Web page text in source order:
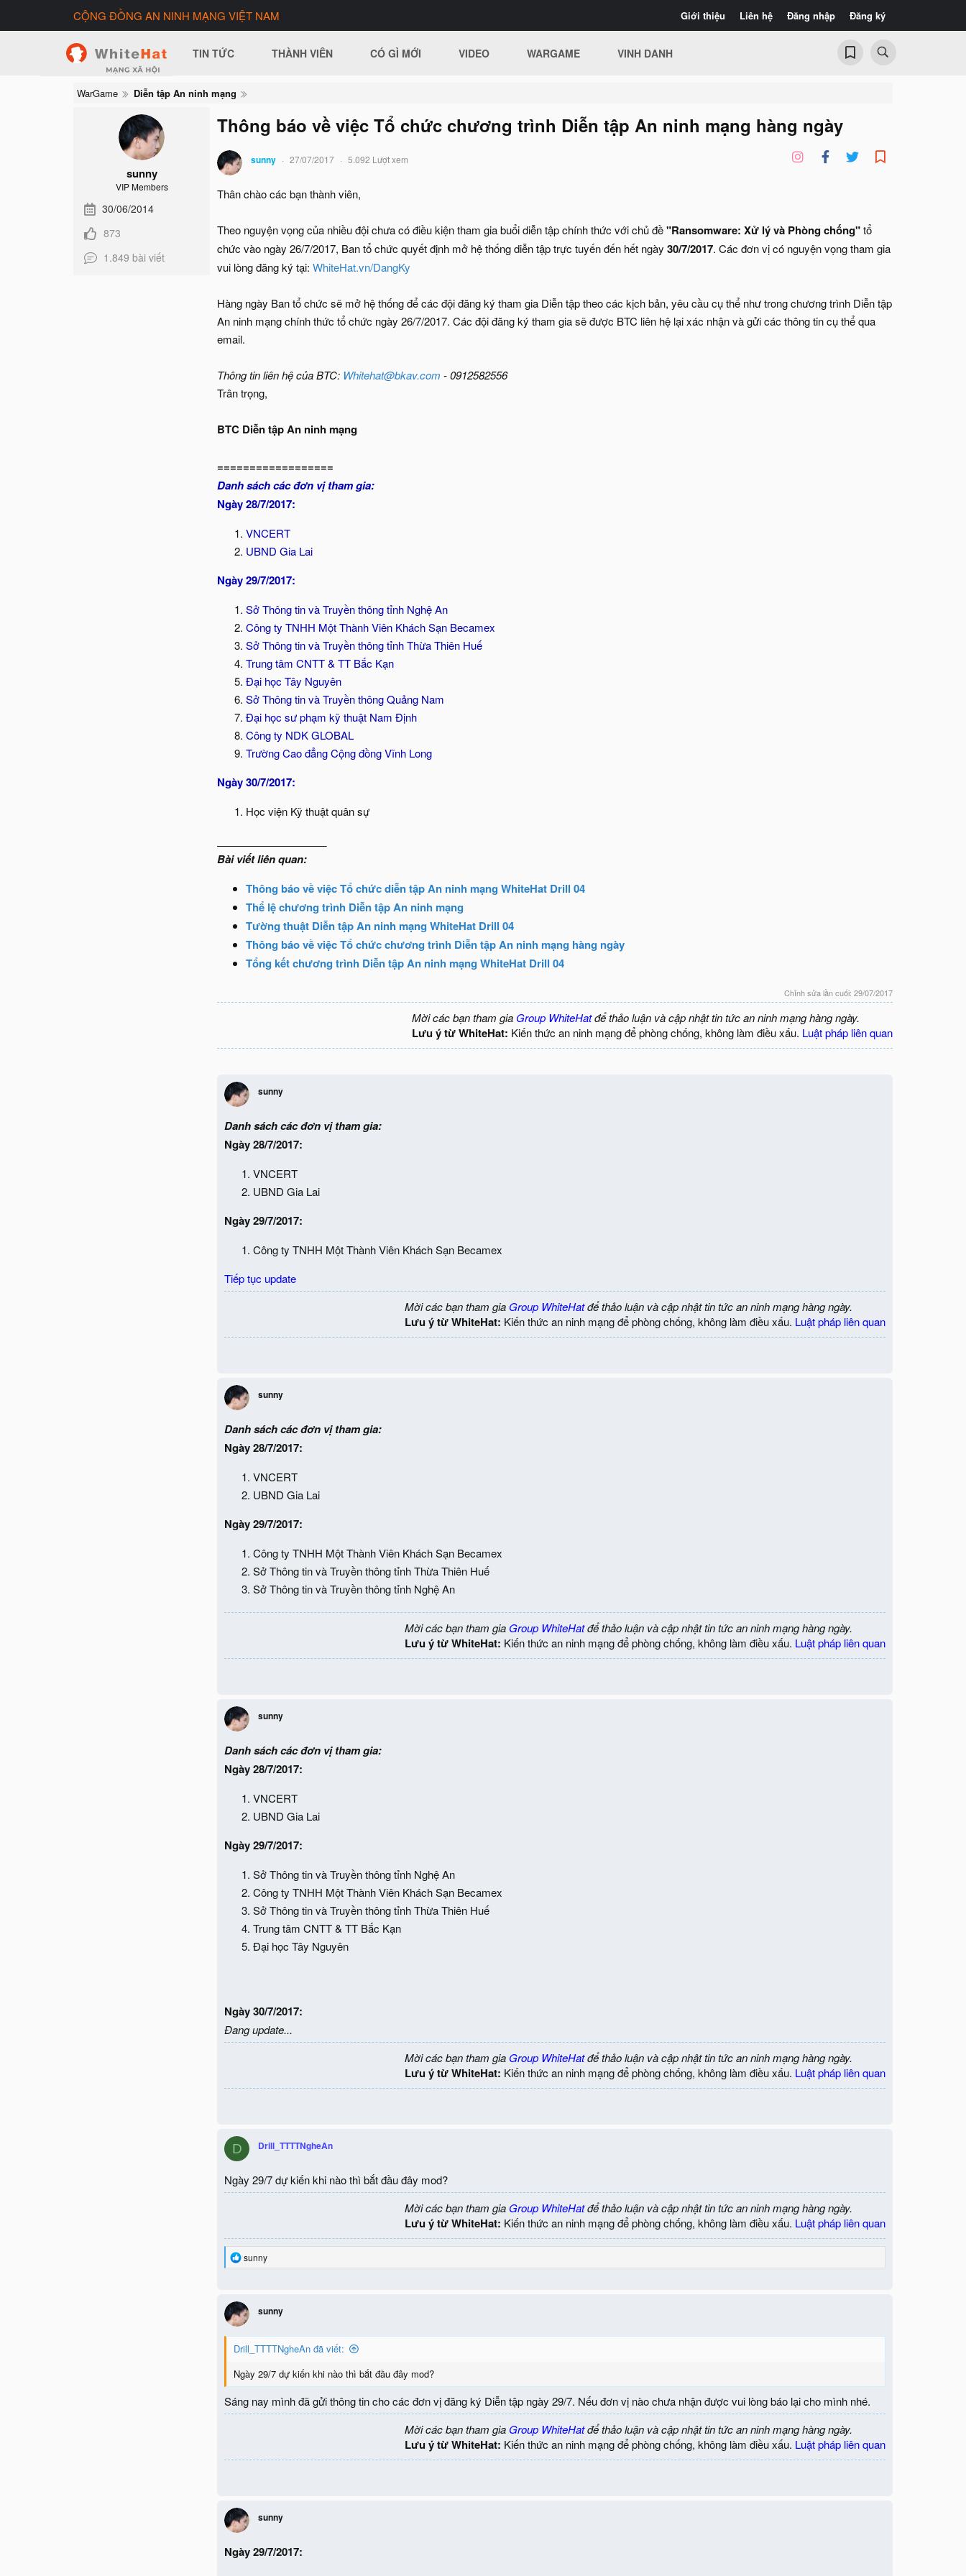
Giới thiệu Liên hệ Đăng nhập Đăng ký
CỘNG ĐỒNG AN NINH MẠNG VIỆT NAM
TIN TỨC THÀNH VIÊN CÓ GÌ MỚI VIDEO WARGAME VINH DANH
WarGame Diễn tập An ninh mạng
sunny
VIP Members
30/06/2014
873
1.849 bài viết
Thông báo về việc Tổ chức chương trình Diễn tập An ninh mạng hàng ngày
sunny 27/07/2017 5.092 Lượt xem
Thân chào các bạn thành viên,
Theo nguyện vọng của nhiều đội chưa có điều kiện tham gia buổi diễn tập chính thức với chủ đề"Ransomware: Xử lý và Phòng chống"tổ
chức vào ngày 26/7/2017, Ban tổ chức quyết định mở hệ thống diễn tập trực tuyến đến hết ngày 30/7/2017. Các đơn vị có nguyện vọng tham gia
vui lòng đăng ký tại: WhiteHat.vn/DangKy
Hàng ngày Ban tổ chức sẽ mở hệ thống để các đội đăng ký tham gia Diễn tập theo các kịch bản, yêu cầu cụ thể như trong chương trình Diễn tập
An ninh mạng chính thức tổ chức ngày 26/7/2017. Các đội đăng ký tham gia sẽ được BTC liên hệ lại xác nhận và gửi các thông tin cụ thể qua
email.
Thông tin liên hệ của BTC: Whitehat@bkav.com - 0912582556
Trân trọng,
BTC Diễn tập An ninh mạng
==================
Danh sách các đơn vị tham gia:
Ngày 28/7/2017:
VNCERT
UBND Gia Lai
Ngày 29/7/2017:
Sở Thông tin và Truyền thông tỉnh Nghệ An
Công ty TNHH Một Thành Viên Khách Sạn Becamex
Sở Thông tin và Truyền thông tỉnh Thừa Thiên Huế
Trung tâm CNTT & TT Bắc Kạn
Đại học Tây Nguyên
Sở Thông tin và Truyền thông Quảng Nam
Đại học sư phạm kỹ thuật Nam Định
Công ty NDK GLOBAL
Trường Cao đẳng Cộng đồng Vĩnh Long
Ngày 30/7/2017:
Học viện Kỹ thuật quân sự
Bài viết liên quan:
Thông báo về việc Tổ chức diễn tập An ninh mạng WhiteHat Drill 04
Thể lệ chương trình Diễn tập An ninh mạng
Tường thuật Diễn tập An ninh mạng WhiteHat Drill 04
Thông báo về việc Tổ chức chương trình Diễn tập An ninh mạng hàng ngày
Tổng kết chương trình Diễn tập An ninh mạng WhiteHat Drill 04
Chỉnh sửa lần cuối: 29/07/2017
Mời các bạn tham gia Group WhiteHatđể thảo luận và cập nhật tin tức an ninh mạng hàng ngày.
Lưu ý từ WhiteHat: Kiến thức an ninh mạng để phòng chống, không làm điều xấu. Luật pháp liên quan
sunny
Danh sách các đơn vị tham gia:
Ngày 28/7/2017:
VNCERT
UBND Gia Lai
Ngày 29/7/2017:
Công ty TNHH Một Thành Viên Khách Sạn Becamex
Tiếp tục update
Mời các bạn tham gia Group WhiteHatđể thảo luận và cập nhật tin tức an ninh mạng hàng ngày.
Lưu ý từ WhiteHat: Kiến thức an ninh mạng để phòng chống, không làm điều xấu. Luật pháp liên quan
sunny
Danh sách các đơn vị tham gia:
Ngày 28/7/2017:
VNCERT
UBND Gia Lai
Ngày 29/7/2017:
Công ty TNHH Một Thành Viên Khách Sạn Becamex
Sở Thông tin và Truyền thông tỉnh Thừa Thiên Huế
Sở Thông tin và Truyền thông tỉnh Nghệ An
Mời các bạn tham gia Group WhiteHatđể thảo luận và cập nhật tin tức an ninh mạng hàng ngày.
Lưu ý từ WhiteHat: Kiến thức an ninh mạng để phòng chống, không làm điều xấu. Luật pháp liên quan
sunny
Danh sách các đơn vị tham gia:
Ngày 28/7/2017:
VNCERT
UBND Gia Lai
Ngày 29/7/2017:
Sở Thông tin và Truyền thông tỉnh Nghệ An
Công ty TNHH Một Thành Viên Khách Sạn Becamex
Sở Thông tin và Truyền thông tỉnh Thừa Thiên Huế
Trung tâm CNTT & TT Bắc Kạn
Đại học Tây Nguyên
Ngày 30/7/2017:
Đang update...
Mời các bạn tham gia Group WhiteHatđể thảo luận và cập nhật tin tức an ninh mạng hàng ngày.
Lưu ý từ WhiteHat: Kiến thức an ninh mạng để phòng chống, không làm điều xấu. Luật pháp liên quan
D Drill_TTTTNgheAn
Ngày 29/7 dự kiến khi nào thì bắt đầu đây mod?
Mời các bạn tham gia Group WhiteHatđể thảo luận và cập nhật tin tức an ninh mạng hàng ngày.
Lưu ý từ WhiteHat: Kiến thức an ninh mạng để phòng chống, không làm điều xấu. Luật pháp liên quan
R
t
i
o
n
s
sunny
sunny
Drill_TTTTNgheAn đã viết:
Ngày 29/7 dự kiến khi nào thì bắt đầu đây mod?
Sáng nay mình đã gửi thông tin cho các đơn vị đăng ký Diễn tập ngày 29/7. Nếu đơn vị nào chưa nhận được vui lòng báo lại cho mình nhé.
Mời các bạn tham gia Group WhiteHatđể thảo luận và cập nhật tin tức an ninh mạng hàng ngày.
Lưu ý từ WhiteHat: Kiến thức an ninh mạng để phòng chống, không làm điều xấu. Luật pháp liên quan
sunny
Ngày 29/7/2017: